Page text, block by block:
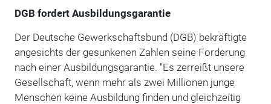
DGB fordert Ausbildungsgarantie
Der Deutsche Gewerkschaftsbund (DGB) bekräftigte
angesichts der gesunkenen Zahlen seine Forderung
nach einer Ausbildungsgarantie. "Es zerreißt unsere
Gesellschaft, wenn mehr als zwei Millionen junge
Menschen keine Ausbildung finden und gleichzeitig